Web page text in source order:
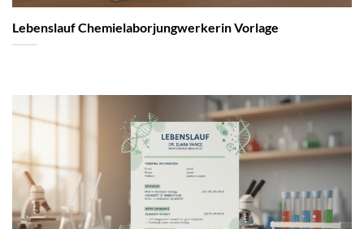
Lebenslauf Chemielaborjungwerkerin Vorlage